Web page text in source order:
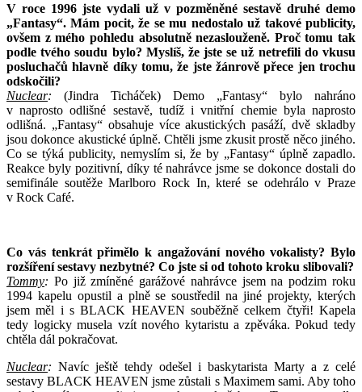
V roce 1996 jste vydali už v pozměněné sestavě druhé demo
„Fantasy“. Mám pocit, že se mu nedostalo už takové publicity,
ovšem z mého pohledu absolutně nezaslouženě. Proč tomu tak
podle tvého soudu bylo? Myslíš, že jste se už netrefili do vkusu
posluchačů hlavně díky tomu, že jste žánrově přece jen trochu
odskočili?
Nuclear: (Jindra Ticháček) Demo „Fantasy“ bylo nahráno
v naprosto odlišné sestavě, tudíž i vnitřní chemie byla naprosto
odlišná. „Fantasy“ obsahuje více akustických pasáží, dvě skladby
jsou dokonce akustické úplně. Chtěli jsme zkusit prostě něco jiného.
Co se týká publicity, nemyslím si, že by „Fantasy“ úplně zapadlo.
Reakce byly pozitivní, díky té nahrávce jsme se dokonce dostali do
semifinále soutěže Marlboro Rock In, které se odehrálo v Praze
v Rock Café.
Co vás tenkrát přimělo k angažování nového vokalisty? Bylo
rozšíření sestavy nezbytné? Co jste si od tohoto kroku slibovali?
Tommy: Po již zmíněné garážové nahrávce jsem na podzim roku
1994 kapelu opustil a plně se soustředil na jiné projekty, kterých
jsem měl i s BLACK HEAVEN souběžně celkem čtyři! Kapela
tedy logicky musela vzít nového kytaristu a zpěváka. Pokud tedy
chtěla dál pokračovat.
Nuclear: Navíc ještě tehdy odešel i baskytarista Marty a z celé
sestavy BLACK HEAVEN jsme zůstali s Maximem sami. Aby toho